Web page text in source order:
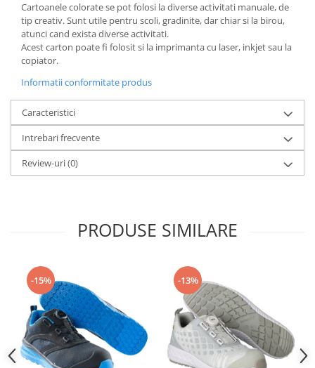
Carioci si creioane colorate
Rezerve instrumente scris
Tavite documente si suporturi
Foarfece pentru birou
Curatenie si igiena
Produse Antibacteriene
Articole pentru baie
Articole pentru bucatarie
Hartie igienica, prosoape hartie si
geamuri, mobila
Articole pentru birou, suprafete,
pardoseli
Intretinere si odorizante masina
Saci de gunoi
Cartoanele colorate se pot folosi la diverse activitati manuale, de
tip creativ. Sunt utile pentru scoli, gradinite, dar chiar si la birou,
atunci cand exista diverse activitati.
Acest carton poate fi folosit si la imprimanta cu laser, inkjet sau la
copiator.
Informatii conformitate produs
Caracteristici
Intrebari frecvente
Review-uri(0)
PRODUSE SIMILARE
-15% -13%